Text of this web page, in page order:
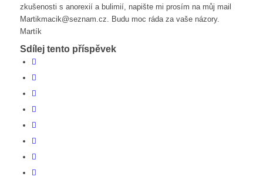
zkušenosti s anorexií a bulimií, napište mi prosím na můj mail
Martikmacik@seznam.cz. Budu moc ráda za vaše názory.
Martík
Sdílej tento příspěvek